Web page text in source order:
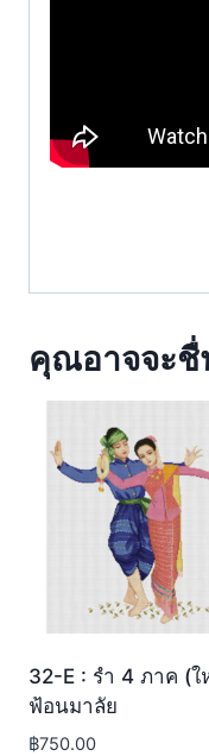
คุณอาจจะ
32-E : รำ 4 ภาค (
ฟ้อนมาลัย
฿750.00